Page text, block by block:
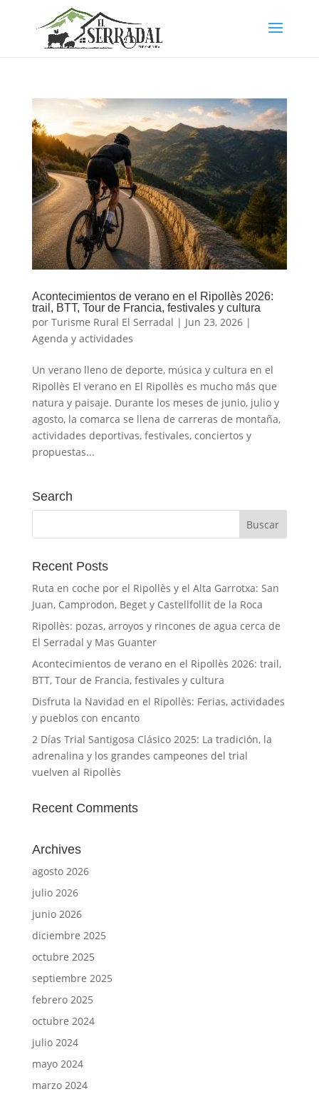
Acontecimientos de verano en el Ripollès 2026:
trail, BTT, Tour de Francia, festivales y cultura
por Turisme Rural El Serradal | Jun 23, 2026|
Agenda y actividades
Un verano lleno de deporte, música y cultura en el
Ripollès El verano en El Ripollès es mucho más que
natura y paisaje. Durante los meses de junio, julio y
agosto, la comarca se llena de carreras de montaña,
actividades deportivas, festivales, conciertos y
propuestas...
Search
Recent Posts
Ruta en coche por el Ripollès y el Alta Garrotxa: San
Juan, Camprodon, Beget y Castellfollit de la Roca
Ripollès: pozas, arroyos y rincones de agua cerca de
El Serradal y Mas Guanter
Acontecimientos de verano en el Ripollès 2026: trail,
BTT, Tour de Francia, festivales y cultura
Disfruta la Navidad en el Ripollès: Ferias, actividades
y pueblos con encanto
2 Días Trial Santigosa Clásico 2025: La tradición, la
adrenalina y los grandes campeones del trial
vuelven al Ripollès
Recent Comments
Archives
agosto 2026
julio 2026
junio 2026
diciembre 2025
octubre 2025
septiembre 2025
febrero 2025
octubre 2024
julio 2024
mayo 2024
marzo 2024